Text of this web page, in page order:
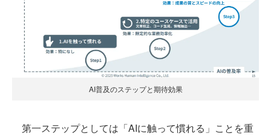
AI普及のステップと期待効果
第一ステップとしては「AIに触って慣れる」ことを重